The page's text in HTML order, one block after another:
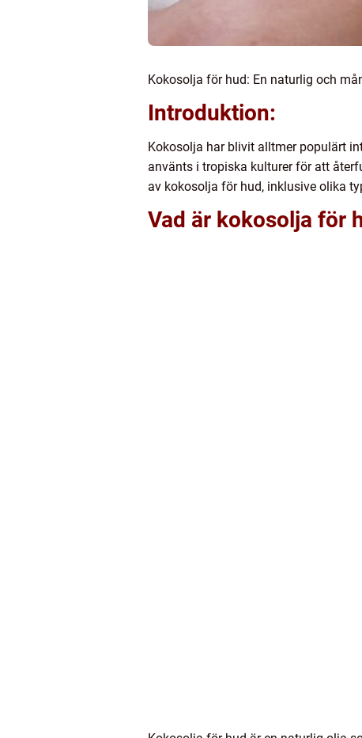
Kokosolja för hud: En naturlig och
Introduktion:
Kokosolja har blivit alltmer populärt
använts i tropiska kulturer för att
av kokosolja för hud, inklusive olika
Vad är kokosolja för